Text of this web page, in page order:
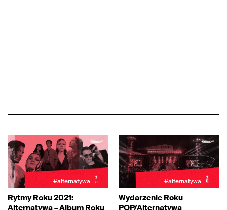
#alternatywa
Rytmy Roku 2021:
Alternatywa – Album Roku
#alternatywa
Wydarzenie Roku
POP/Alternatywa –